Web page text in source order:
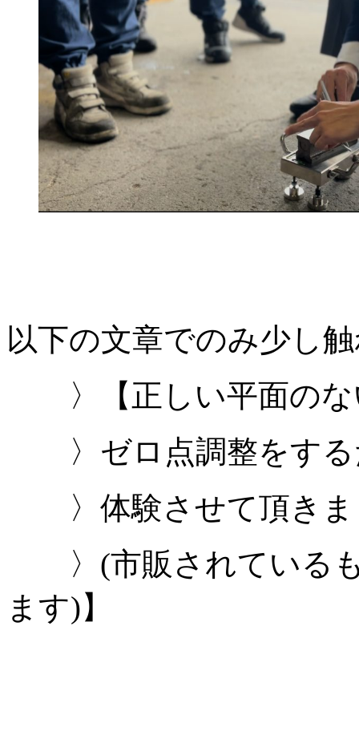
以下の文章でのみ少し
〉【正しい平面のな
〉ゼロ点調整をする
〉体験させて頂きま
〉(市販されているも
ます)】